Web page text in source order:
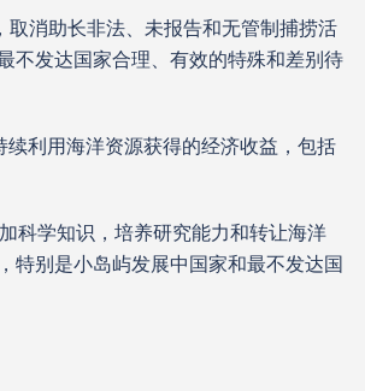
消助长非法、未报告和无管制捕捞活
不发达国家合理、有效的特殊和差别待
利用海洋资源获得的经济收益，包括
科学知识，培养研究能力和转让海洋
特别是小岛屿发展中国家和最不发达国